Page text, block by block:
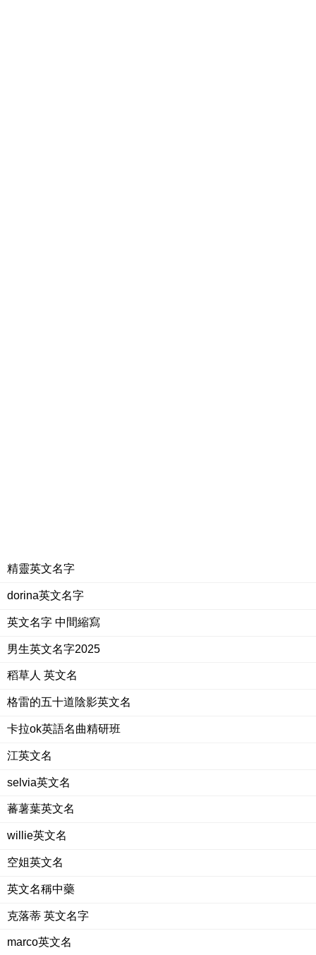
精靈英文名字
dorina英文名字
英文名字 中間縮寫
男生英文名字2025
稻草人 英文名
格雷的五十道陰影英文名
卡拉ok英語名曲精研班
江英文名
selvia英文名
蕃薯葉英文名
willie英文名
空姐英文名
英文名稱中藥
克落蒂 英文名字
marco英文名